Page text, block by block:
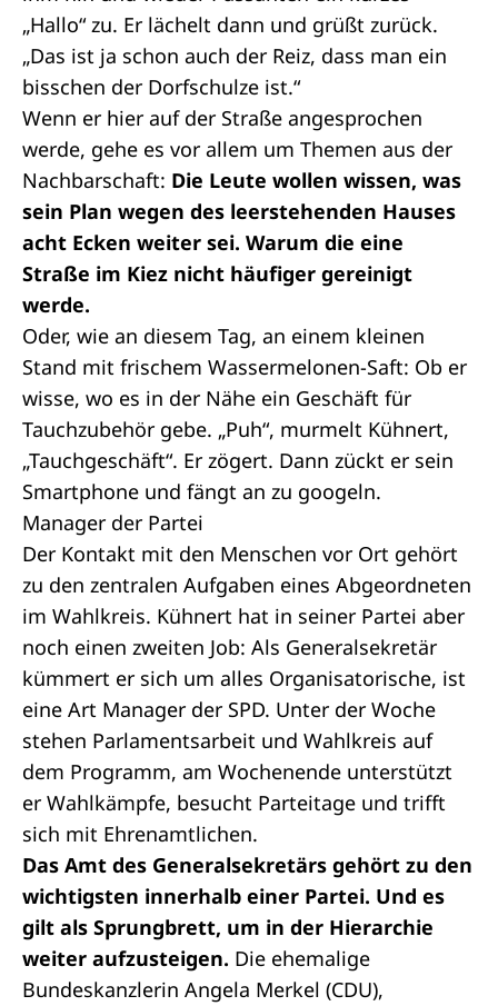
„Hallo“ zu. Er lächelt dann und grüßt zurück.
„Das ist ja schon auch der Reiz, dass man ein
bisschen der Dorfschulze ist.“
Wenn er hier auf der Straße angesprochen
werde, gehe es vor allem um Themen aus der
Nachbarschaft: Die Leute wollen wissen, was
sein Plan wegen des leerstehenden Hauses
acht Ecken weiter sei. Warum die eine
Straße im Kiez nicht häufiger gereinigt
werde.
Oder, wie an diesem Tag, an einem kleinen
Stand mit frischem Wassermelonen-Saft: Ob er
wisse, wo es in der Nähe ein Geschäft für
Tauchzubehör gebe. „Puh“, murmelt Kühnert,
„Tauchgeschäft“. Er zögert. Dann zückt er sein
Smartphone und fängt an zu googeln.
Manager der Partei
Der Kontakt mit den Menschen vor Ort gehört
zu den zentralen Aufgaben eines Abgeordneten
im Wahlkreis. Kühnert hat in seiner Partei aber
noch einen zweiten Job: Als Generalsekretär
kümmert er sich um alles Organisatorische, ist
eine Art Manager der SPD. Unter der Woche
stehen Parlamentsarbeit und Wahlkreis auf
dem Programm, am Wochenende unterstützt
er Wahlkämpfe, besucht Parteitage und trifft
sich mit Ehrenamtlichen.
Das Amt des Generalsekretärs gehört zu den
wichtigsten innerhalb einer Partei. Und es
gilt als Sprungbrett, um in der Hierarchie
weiter aufzusteigen. Die ehemalige
Bundeskanzlerin Angela Merkel (CDU),